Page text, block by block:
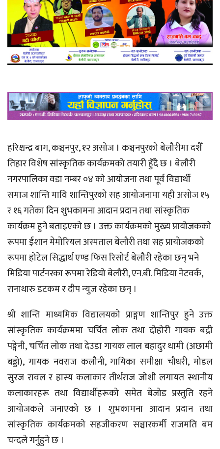
हरिश्चन्द्र बाग, कञ्चनपुर, १२ असोज । कञ्चनपुरको बेलौरीमा दशैँ
तिहार विशेष सांस्कृतिक कार्यक्रमको तयारी हुँदै छ । बेलौरी
नगरपालिका वडा नम्बर ०४ को आयोजना तथा पूर्व विद्यार्थी
समाज शान्ति मावि शान्तिपुरको सह आयोजनामा यही असोज १५
र १६ गतेका दिन शुभकामना आदान प्रदान तथा सांस्कृतिक
कार्यक्रम हुने बताइएको छ । उक्त कार्यक्रमको मुख्य प्रायोजकको
रूपमा ईशान मेमोरियल अस्पताल बेलौरी तथा सह प्रायोजकको
रूपमा होटेल सिद्धार्थ एण्ड फिस रिसोर्ट बेलौरी रहेका छन् भने
मिडिया पार्टनरका रूपमा रेडियो बेलौरी, एन.बी. मिडिया नेटवर्क,
रानाथारु डटकम र दीप न्युज रहेका छन् ।
श्री शान्ति माध्यमिक विद्यालयको प्राङ्गण शान्तिपुर हुने उक्त
सांस्कृतिक कार्यक्रममा चर्चित लोक तथा दोहोरी गायक बद्री
पङ्गेनी, चर्चित लोक तथा देउडा गायक लाल बहादुर धामी (अछामी
बड्डो), गायक नवराज कलौनी, गायिका समीक्षा चौधरी, मोडल
सुरज रावल र हास्य कलाकार तीर्थराज जोशी लगायत स्थानीय
कलाकारहरू तथा विद्यार्थीहरूको समेत बेजोड प्रस्तुति रहने
आयोजकले जनाएको छ । शुभकामना आदान प्रदान तथा
सांस्कृतिक कार्यक्रमको सहजीकरण सञ्चारकर्मी राजमति बम
चन्दले गर्नुहुने छ ।